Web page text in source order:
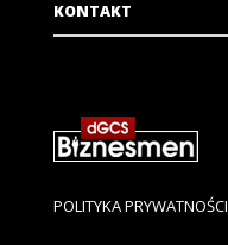
KONTAKT
POLITYKA PRYWATNOŚCI